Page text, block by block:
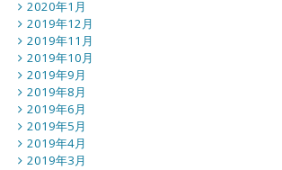
2020年1月
2019年12月
2019年11月
2019年10月
2019年9月
2019年8月
2019年6月
2019年5月
2019年4月
2019年3月